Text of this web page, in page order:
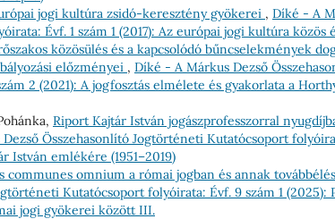
jogi kultúra zsidó-keresztény gyökerei , Díké - A
Évf. 1 szám 1 (2017): Az európai jogi kultúra közös
közösülés és a kapcsolódó bűncselekmények
előzményei , Díké - A Márkus Dezső
2 (2021): A jogfosztás elmélete és gyakorlata a
Riport Kajtár István jogászprofesszorral
Összehasonlító Jogtörténeti Kutatócsoport
István emlékére (1951–2019)
communes omnium a római jogban és annak
Kutatócsoport folyóirata: Évf. 9 szám 1
jogi gyökerei között III.